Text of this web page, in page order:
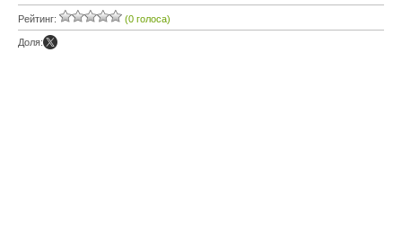
Рейтинг: (0 голоса)
Доля: